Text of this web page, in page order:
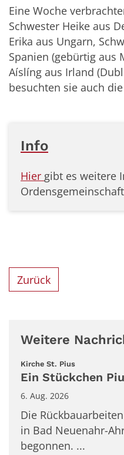
Eine Woche
Schwester Heike aus
Erika aus Ungarn,
Spanien (gebürtig aus
Aíslíng aus Irland
besuchten sie auch
Info
Hier gibt es weitere
Zurück
Weitere
Kirche St. Pius:
Ein Stückchen
6. Aug. 2026
Die
in Bad Neuenahr-
begonnen. ...